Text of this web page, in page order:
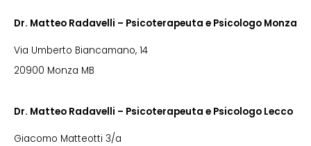
Dr. Matteo Radavelli – Psicoterapeuta e Psicologo Monza
Via Umberto Biancamano, 14
20900 Monza MB
Dr. Matteo Radavelli – Psicoterapeuta e Psicologo Lecco
Giacomo Matteotti 3/a